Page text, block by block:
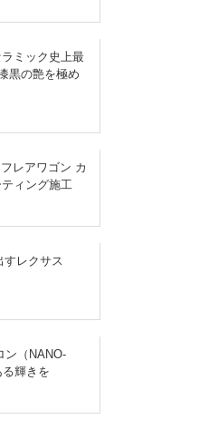
ミック史上最
黒の艶を極め
レアワゴン カ
ィング施工
すレクサス
ン（NANO-
輝きを